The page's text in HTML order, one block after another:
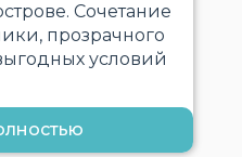
Сочетание
прозрачного
условий